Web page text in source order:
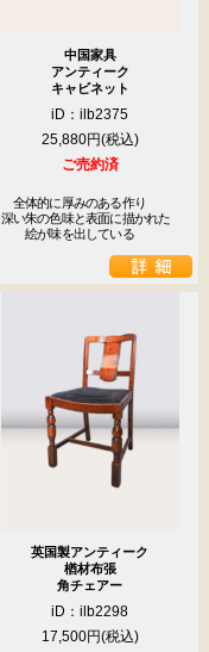
中国家具
アンティーク
キャビネット
iD：ilb2375
25,880円
ご売約済
全体的に厚みのある作り
深い朱の色味と表面に描かれた
絵が味を出している
英国製アンティーク
楢材布張
角チェアー
iD：ilb2298
17,500円